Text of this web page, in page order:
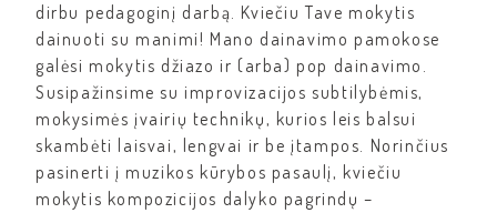
dirbu pedagoginį darbą. Kviečiu Tave mokytis
dainuoti su manimi! Mano dainavimo pamokose
galėsi mokytis džiazo ir (arba) pop dainavimo.
Susipažinsime su improvizacijos subtilybėmis,
mokysimės įvairių technikų, kurios leis balsui
skambėti laisvai, lengvai ir be įtampos. Norinčius
pasinerti į muzikos kūrybos pasaulį, kviečiu
mokytis kompozicijos dalyko pagrindų –